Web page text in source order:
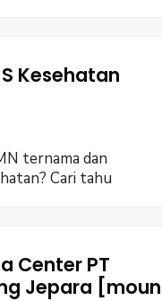
Kesehatan
ternama dan
Cari tahu
Center PT
Jepara